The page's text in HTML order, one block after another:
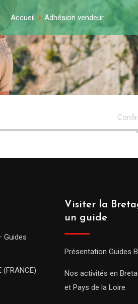
Accueil Adhésion vendeur
Guides
(FRANCE)
Visiter la
un guide
Présentation Guides
Nos activités en
et Pays de la Loire